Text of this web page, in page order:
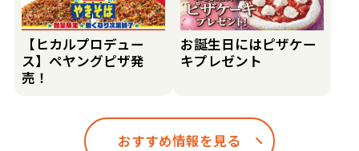
【ヒカルプロデュー
ス】ペヤングピザ発
売！
お誕生日にはピザケー
キプレゼント
おすすめ情報を見る